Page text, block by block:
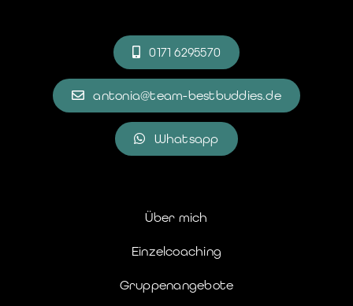
0171 6295570
antonia@team-bestbuddies.de
Whatsapp
Über mich
Einzelcoaching
Gruppenangebote